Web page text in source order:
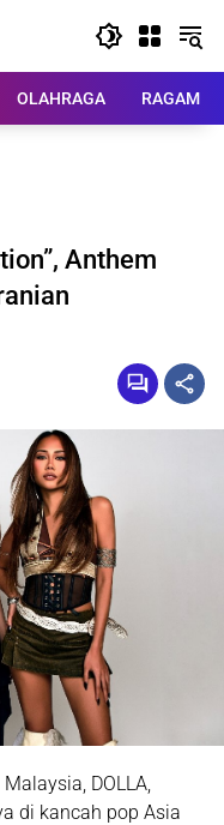
OLAHRAGA RAGAM
Anthem
DOLLA
di kancah pop Asia